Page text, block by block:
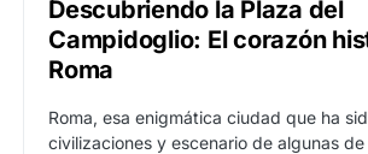
Descubriendo la Plaza del
Campidoglio: El corazón
Roma
Roma, esa enigmática ciudad que ha
civilizaciones y escenario de algunas